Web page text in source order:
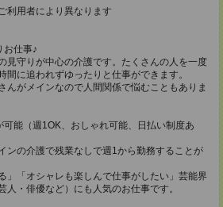
利用者により異なります
お仕事♪
見守りが中心の介護です。たくさんの人を一度
間に追われずゆったりと仕事ができます。
んがメインなので人間関係で悩むこともありま
可能（週1OK、おしゃれ可能、日払い制度あ
ンの介護で残業なしで週1から勤務することが
」「オシャレも楽しんで仕事がしたい」芸能界
人・俳優など）にも人気のお仕事です。